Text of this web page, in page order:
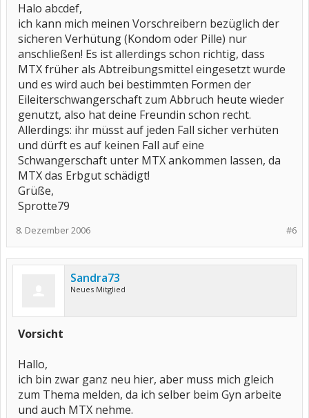
Halo abcdef,
ich kann mich meinen Vorschreibern bezüglich der
sicheren Verhütung (Kondom oder Pille) nur
anschließen! Es ist allerdings schon richtig, dass
MTX früher als Abtreibungsmittel eingesetzt wurde
und es wird auch bei bestimmten Formen der
Eileiterschwangerschaft zum Abbruch heute wieder
genutzt, also hat deine Freundin schon recht.
Allerdings: ihr müsst auf jeden Fall sicher verhüten
und dürft es auf keinen Fall auf eine
Schwangerschaft unter MTX ankommen lassen, da
MTX das Erbgut schädigt!
Grüße,
Sprotte79
#6
8. Dezember 2006
Sandra73
Neues Mitglied
Vorsicht
Hallo,
ich bin zwar ganz neu hier, aber muss mich gleich
zum Thema melden, da ich selber beim Gyn arbeite
und auch MTX nehme.